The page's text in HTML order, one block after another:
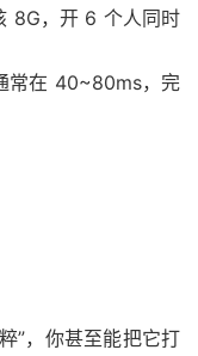
8G，开 6 个人同时
常在 40~80ms，完
”，你甚至能把它打